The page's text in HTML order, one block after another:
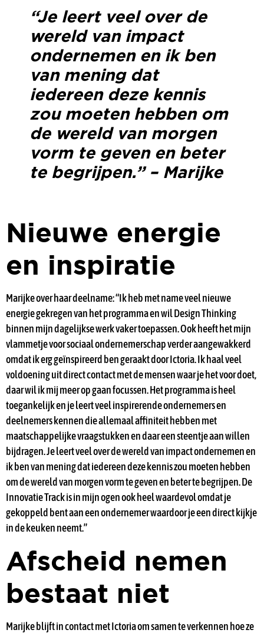
“Je leert veel over de
wereld van impact
ondernemen en ik ben
van mening dat
iedereen deze kennis
zou moeten hebben om
de wereld van morgen
vorm te geven en beter
te begrijpen.” – Marijke
Nieuwe energie
en inspiratie
Marijke over haar deelname: “Ik heb met name veel nieuwe
energie gekregen van het programma en wil Design Thinking
binnen mijn dagelijkse werk vaker toepassen. Ook heeft het mijn
vlammetje voor sociaal ondernemerschap verder aangewakkerd
omdat ik erg geïnspireerd ben geraakt door Ictoria. Ik haal veel
voldoening uit direct contact met de mensen waar je het voor doet,
daar wil ik mij meer op gaan focussen. Het programma is heel
toegankelijk en je leert veel inspirerende ondernemers en
deelnemers kennen die allemaal affiniteit hebben met
maatschappelijke vraagstukken en daar een steentje aan willen
bijdragen. Je leert veel over de wereld van impact ondernemen en
ik ben van mening dat iedereen deze kennis zou moeten hebben
om de wereld van morgen vorm te geven en beter te begrijpen. De
Innovatie Track is in mijn ogen ook heel waardevol omdat je
gekoppeld bent aan een ondernemer waardoor je een direct kijkje
in de keuken neemt.”
Afscheid nemen
bestaat niet
Marijke blijft in contact met Ictoria om samen te verkennen hoe ze